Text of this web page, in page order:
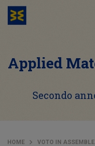
Applied
Secondo
HOME VOTO IN